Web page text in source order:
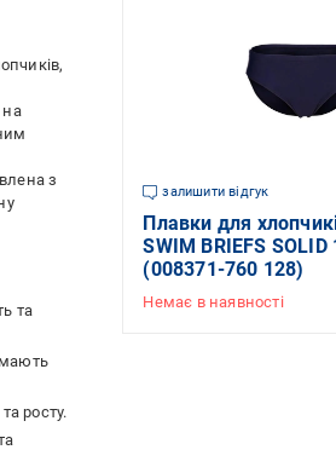
на
з
та
мають
росту.
залишити відгук
Плавки для
SWIM BRIEFS
(008371-760 128)
Немає в наявності